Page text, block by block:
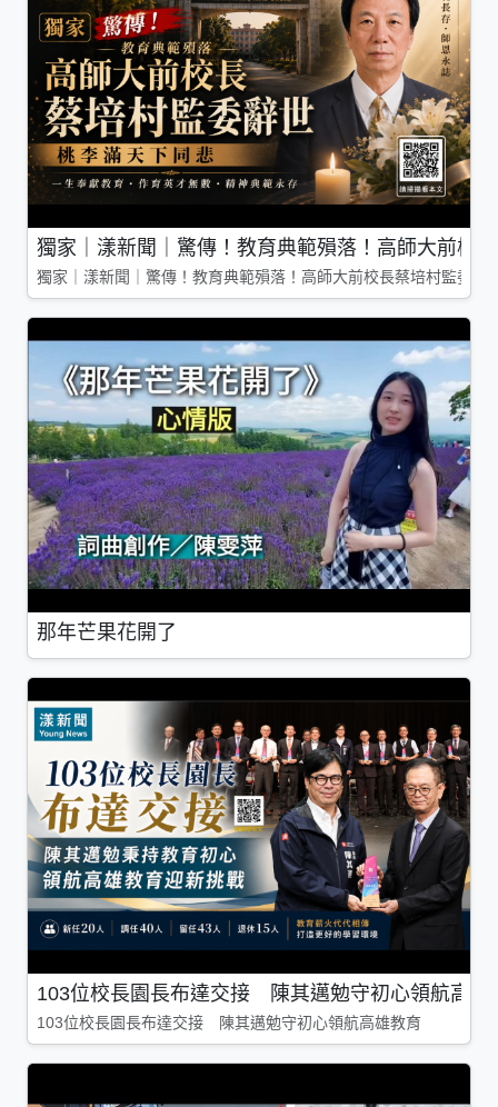
獨家｜漾新聞｜驚傳！教育典範殞落！高師大前校
獨家｜漾新聞｜驚傳！教育典範殞落！高師大前校長蔡培村監委
那年芒果花開了
103位校長園長布達交接 陳其邁勉守初心領航高雄
103位校長園長布達交接 陳其邁勉守初心領航高雄教育